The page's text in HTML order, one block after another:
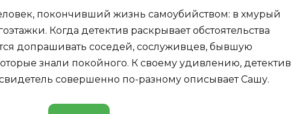
покончивший жизнь самоубийством: в хмурый
Когда детектив раскрывает обстоятельства
допрашивать соседей, сослуживцев, бывшую
знали покойного. К своему удивлению, детектив
совершенно по-разному описывает Сашу.